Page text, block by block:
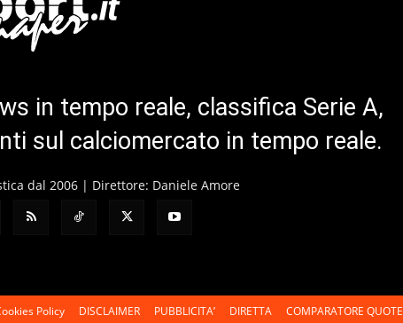
in tempo reale, classifica Serie A,
sul calciomercato in tempo reale.
dal 2006 | Direttore: Daniele Amore
Policy DISCLAIMER PUBBLICITA’ DIRETTA COMPARATORE QUOTE